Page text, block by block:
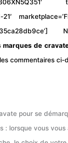
21′
marques de
commentaires ci-
pour se
: lorsque vous